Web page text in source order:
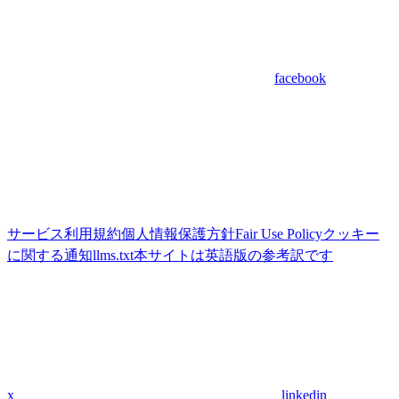
facebook
サービス利用規約個人情報保護方針Fair Use Policyクッキー
に関する通知llms.txt本サイトは英語版の参考訳です
x linkedin